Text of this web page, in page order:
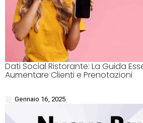
Dati Social Ristorante: La Guida
Aumentare Clienti e Prenotazioni
Gennaio 16, 2025